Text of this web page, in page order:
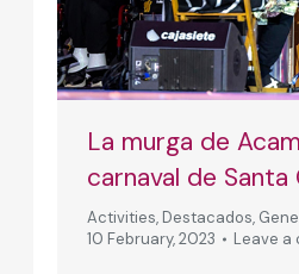
La murga de
carnaval de
Activities, Destacados,
10 February, 2023
Leave a